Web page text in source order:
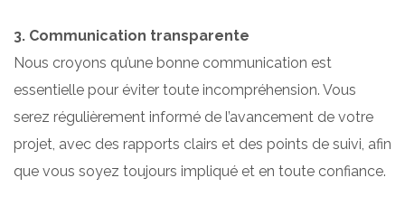
3. Communication transparente
Nous croyons qu’une bonne communication est
essentielle pour éviter toute incompréhension. Vous
serez régulièrement informé de l’avancement de votre
projet, avec des rapports clairs et des points de suivi, afin
que vous soyez toujours impliqué et en toute confiance.